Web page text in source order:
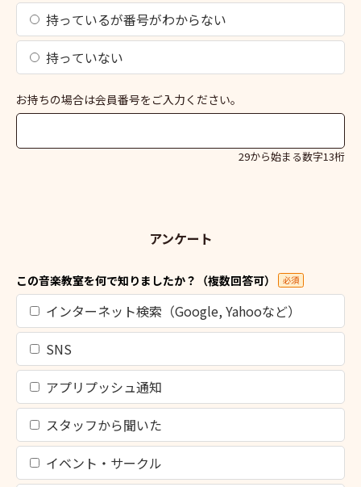
持っているが番号がわからない
持っていない
お持ちの場合は会員番号をご入力ください。
29から始まる数字13桁
アンケート
この音楽教室を何で知りましたか？（複数回答可） 必須
インターネット検索（Google, Yahooなど）
SNS
アプリプッシュ通知
スタッフから聞いた
イベント・サークル